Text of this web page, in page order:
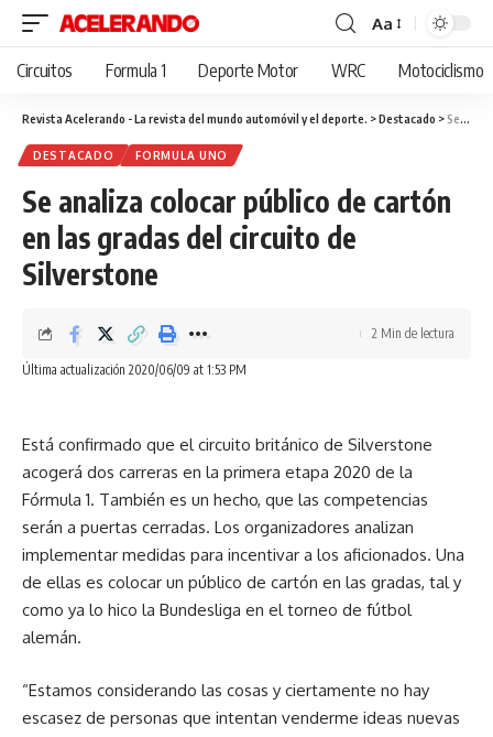
Cambiar
tamaño
fuente
Aa
Circuitos Formula 1 Deporte Motor WRC Motociclismo
Revista Acelerando - La revista del mundo automóvil y el deporte. >Destacado >Se analiza colocar público de cartón en las gradas del circuito de Silverstone
DESTACADO FORMULA UNO
Se analiza colocar público de cartón
en las gradas del circuito de
Silverstone
Última actualización 2020/06/09 at 1:53 PM
2 Min de lectura
Está confirmado que el circuito británico de Silverstone
acogerá dos carreras en la primera etapa 2020 de la
Fórmula 1. También es un hecho, que las competencias
serán a puertas cerradas. Los organizadores analizan
implementar medidas para incentivar a los aficionados. Una
de ellas es colocar un público de cartón en las gradas, tal y
como ya lo hico la Bundesliga en el torneo de fútbol
alemán.
“Estamos considerando las cosas y ciertamente no hay
escasez de personas que intentan venderme ideas nuevas